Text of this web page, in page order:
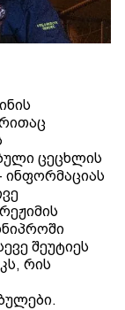
ცეცხლის
ინფორმაციას
შეუტიეს
რის